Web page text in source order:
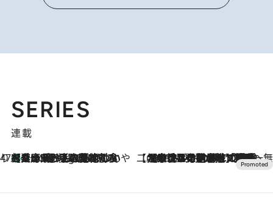
SERIES
連載
47都道府県の手みやげ ひんやりスイーツで夏を満喫
9 Hours Ago
【兵庫県】この夏絶対食べたい 冷やしておいしいおやつ3選 淡路島の恵みをジェラートに集約 【CREA×星野リゾート】唯一無二。癒しと発見が待つ場所へ
2026.8.7
【トンボの足水浴】ヒノキの香りに包まれて涼感マックス！約13℃の湧水かけ流しを避暑地「星野温泉 トンボの湯」で体験